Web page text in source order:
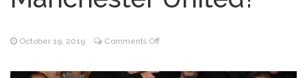
slots και οι δυνατότητες που αξίζει να
August 6, 2026
October 19, 2019 Comments Offon
Alex